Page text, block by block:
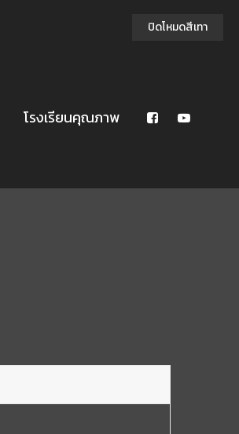
โรงเรียนคุณภาพ
ปิดโหมดสีเทา